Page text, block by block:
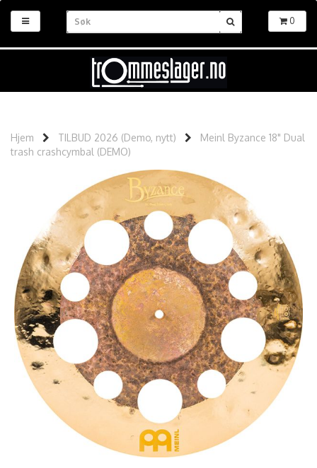
0
Hjem TILBUD 2026 (Demo, nytt)
Meinl Byzance 18" Dual
trash crashcymbal (DEMO)